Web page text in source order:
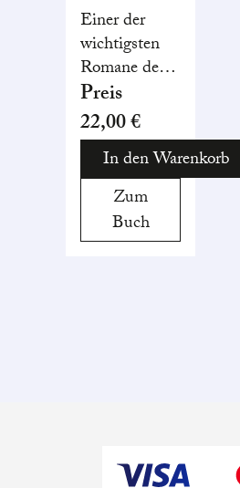
Einer der
wichtigsten
Romane des
20.
Jahrhunderts,
eine intensive
wie tragische
Liebesgeschichte
und ein
Meilenstein
Preis
22,00 €
In den Warenkorb
Zum
Buch